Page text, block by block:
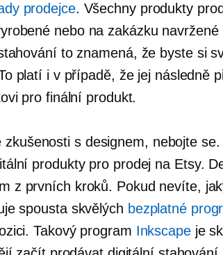
prodejce. Všechny produkty
nebo na zakázku navržené
to znamená, že byste si
platí i v případě, že jej následně
pro finální produkt.
s designem, nebojte
produkty pro prodej na Etsy.
z prvních kroků. Pokud nevíte,
spousta skvělých bezplatné
Takový program Inkscapeje